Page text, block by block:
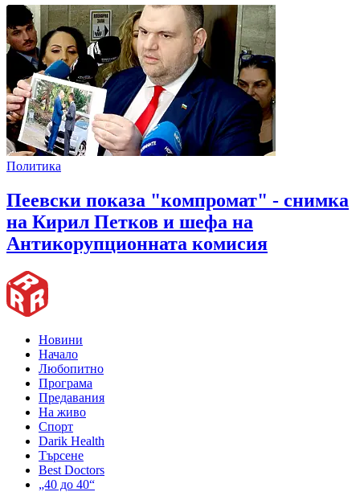
Политика
Пеевски показа "компромат" - снимка
на Кирил Петков и шефа на
Антикорупционната комисия
Новини
Начало
Любопитно
Програма
Предавания
На живо
Спорт
Darik Health
Търсене
Best Doctors
„40 до 40“